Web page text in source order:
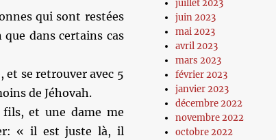
qui sont restées
dans certains cas
se retrouver avec 5
de Jéhovah.
et une dame me
« il est juste là, il
juillet 2023
juin 2023
mai 2023
avril 2023
mars 2023
février 2023
janvier 2023
décembre 2022
novembre 2022
octobre 2022